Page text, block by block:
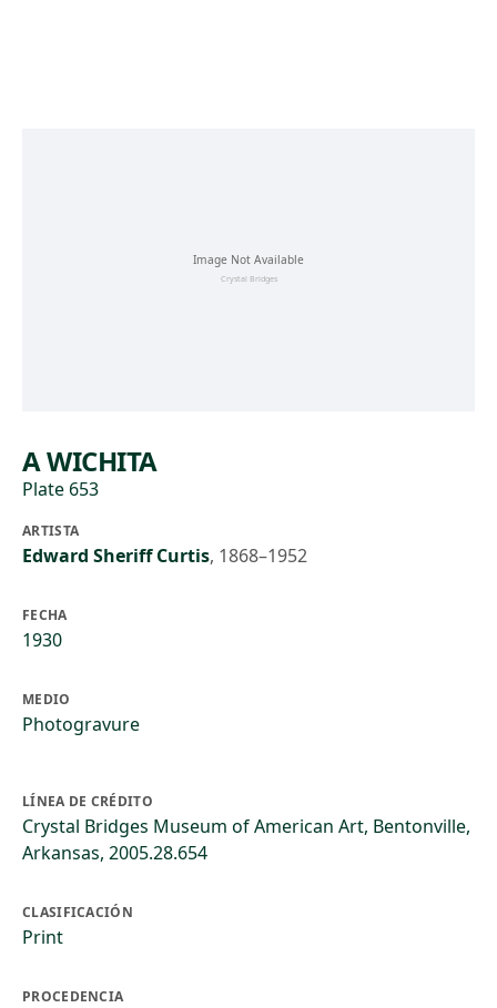
A WICHITA
Plate 653
ARTISTA
Edward Sheriff Curtis, 1868–1952
FECHA
1930
MEDIO
Photogravure
LÍNEA DE CRÉDITO
Crystal Bridges Museum of American Art, Bentonville,
Arkansas, 2005.28.654
CLASIFICACIÓN
Print
PROCEDENCIA